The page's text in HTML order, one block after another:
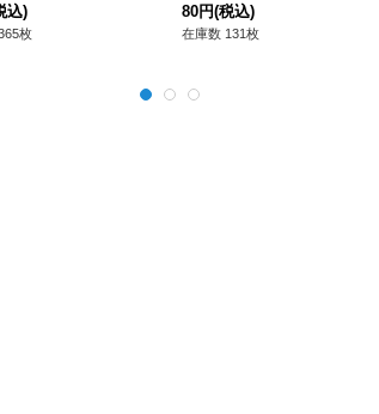
込)
枚
80円(税込)
在庫数 131枚